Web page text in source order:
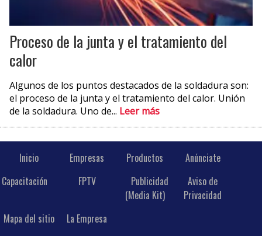
Proceso de la junta y el tratamiento del
calor
Algunos de los puntos destacados de la soldadura son:
el proceso de la junta y el tratamiento del calor. Unión
de la soldadura. Uno de... Leer más
Inicio Empresas Productos
Anúnciate
Capacitación
FPTV
Publicidad
(Media Kit)
Aviso de
Privacidad
Mapa del sitio
La Empresa